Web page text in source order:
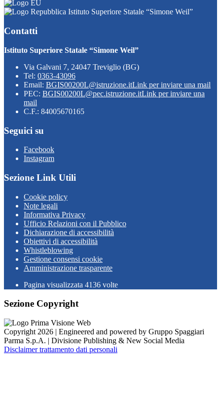
Istituto Superiore Statale “Simone Weil”
Contatti
Istituto Superiore Statale “Simone Weil”
Via Galvani 7, 24047 Treviglio (BG)
Tel: 0363-43096
Email: BGIS00200L@istruzione.itLink per inviare una mail
PEC: BGIS00200L@pec.istruzione.itLink per inviare una
mail
C.F.: 84005670165
Seguici su
Facebook
Instagram
Sezione Link Utili
Cookie policy
Note legali
Informativa Privacy
Ufficio Relazioni con il Pubblico
Dichiarazione di accessibilità
Obiettivi di accessibilità
Whistleblowing
Gestione consensi cookie
Amministrazione trasparente
Pagina visualizzata 4136 volte
Sezione Copyright
Copyright 2026 | Engineered and powered by Gruppo Spaggiari
Parma S.p.A. | Divisione Publishing & New Social Media
Disclaimer trattamento dati personali